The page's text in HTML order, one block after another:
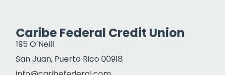
Caribe Federal Credit Union
195 O’Neill
San Juan, Puerto Rico 00918